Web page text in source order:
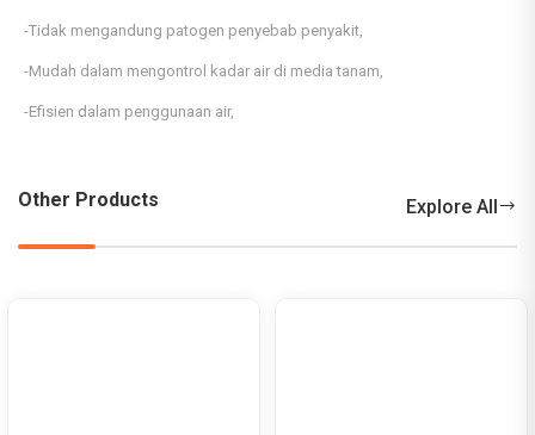
-Tidak mengandung patogen penyebab penyakit,
-Mudah dalam mengontrol kadar air di media tanam,
-Efisien dalam penggunaan air,
Other Products Explore All